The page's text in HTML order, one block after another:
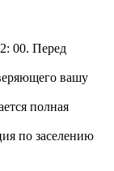
00. Перед
вашу
полная
по заселению